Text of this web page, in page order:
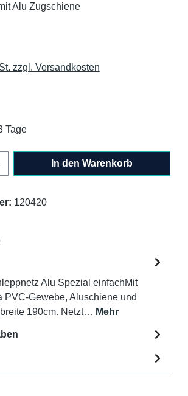
zzgl. Versandkosten
Bewertung von 5 von 5 Sternen
Tage
Gib den gewünschten
In den Warenkorb
120420
Alu Spezial einfachMit
PVC-Gewebe, Aluschiene und
190cm. Netzt… Mehr